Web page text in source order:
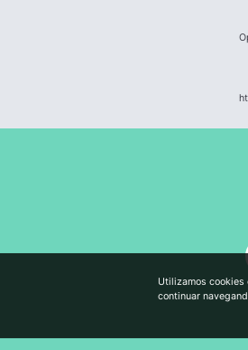
Utilizamos cookies
continuar